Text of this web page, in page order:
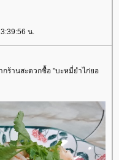
น.
กร้านสะดวกซื้อ "บะหมี่ยำไก่ยอ